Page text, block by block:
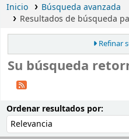
Inicio
Búsqueda avanzada
Resultados de búsqueda
Refinar
Su búsqueda
Ordenar resultados por: